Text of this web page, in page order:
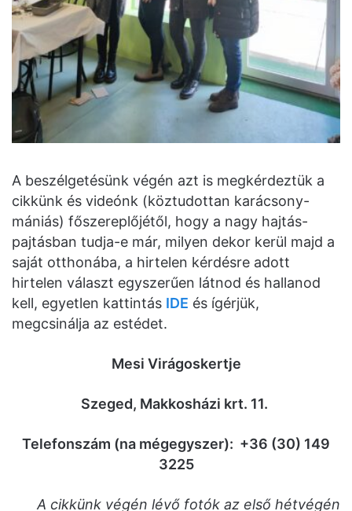
A beszélgetésünk végén azt is megkérdeztük a
cikkünk és videónk (köztudottan karácsony-
mániás) főszereplőjétől, hogy a nagy hajtás-
pajtásban tudja-e már, milyen dekor kerül majd a
saját otthonába, a hirtelen kérdésre adott
hirtelen választ egyszerűen látnod és hallanod
kell, egyetlen kattintás IDE és ígérjük,
megcsinálja az estédet.
Mesi Virágoskertje
Szeged, Makkosházi krt. 11.
Telefonszám (na mégegyszer): +36 (30) 149
3225
A cikkünk végén lévő fotók az első hétvégén